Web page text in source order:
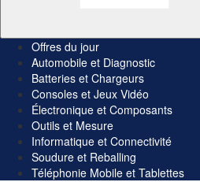
Offres du jour
Automobile et Diagnostic
Batteries et Chargeurs
Consoles et Jeux Vidéo
Électronique et Composants
Outils et Mesure
Informatique et Connectivité
Soudure et Reballing
Téléphonie Mobile et Tablettes